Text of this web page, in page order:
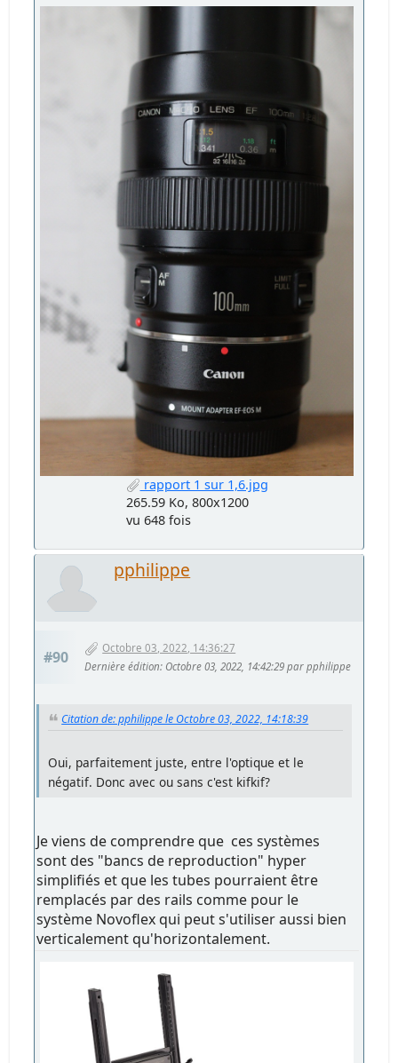
rapport 1 sur 1,6.jpg
265.59 Ko, 800x1200
vu 648 fois
pphilippe
#90
Octobre 03, 2022, 14:36:27
Dernière édition: Octobre 03, 2022, 14:42:29 par pphilippe
Citation de: pphilippe le Octobre 03, 2022, 14:18:39
Oui, parfaitement juste, entre l'optique et le
négatif. Donc avec ou sans c'est kifkif?
Je viens de comprendre que ces systèmes
sont des "bancs de reproduction" hyper
simplifiés et que les tubes pourraient être
remplacés par des rails comme pour le
système Novoflex qui peut s'utiliser aussi bien
verticalement qu'horizontalement.